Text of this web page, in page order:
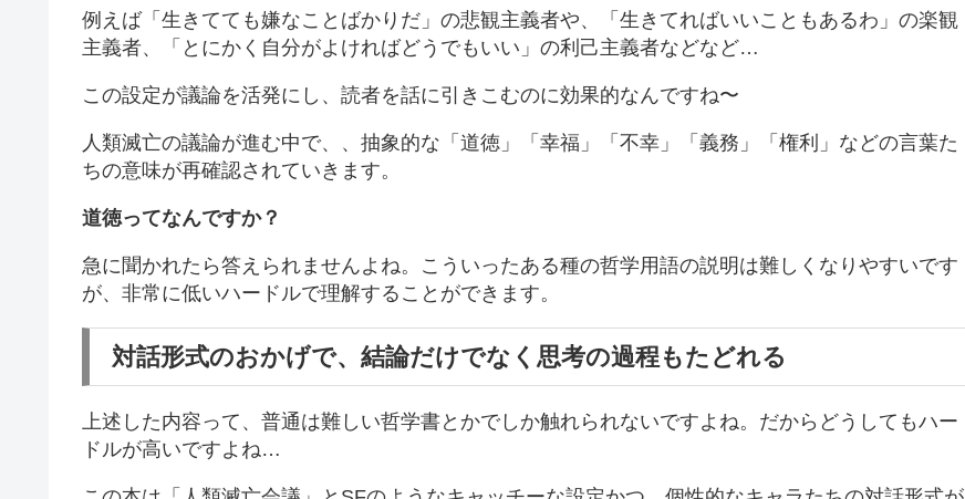
例えば「生きてても嫌なことばかりだ」の悲観主義者や、「生きてればいいこともあるわ」の楽観
主義者、「とにかく自分がよければどうでもいい」の利己主義者などなど…
この設定が議論を活発にし、読者を話に引きこむのに効果的なんですね〜
人類滅亡の議論が進む中で、、抽象的な「道徳」「幸福」「不幸」「義務」「権利」などの言葉た
ちの意味が再確認されていきます。
道徳ってなんですか？
急に聞かれたら答えられませんよね。こういったある種の哲学用語の説明は難しくなりやすいです
が、非常に低いハードルで理解することができます。
対話形式のおかげで、結論だけでなく思考の過程もたどれる
上述した内容って、普通は難しい哲学書とかでしか触れられないですよね。だからどうしてもハー
ドルが高いですよね…